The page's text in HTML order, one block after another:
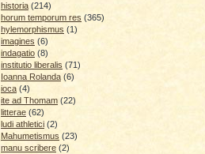
historia (214)
horum temporum res (365)
hylemorphismus (1)
imagines (6)
indagatio (8)
institutio liberalis (71)
Ioanna Rolanda (6)
ioca (4)
ite ad Thomam (22)
litterae (62)
ludi athletici (2)
Mahumetismus (23)
manu scribere (2)